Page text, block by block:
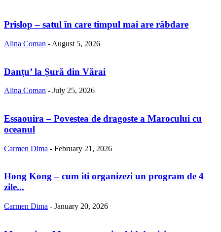
Prislop – satul în care timpul mai are răbdare
Alina Coman - August 5, 2026
Danțu’ la Șură din Vărai
Alina Coman - July 25, 2026
Essaouira – Povestea de dragoste a Marocului cu
oceanul
Carmen Dima - February 21, 2026
Hong Kong – cum iti organizezi un program de 4
zile...
Carmen Dima - January 20, 2026